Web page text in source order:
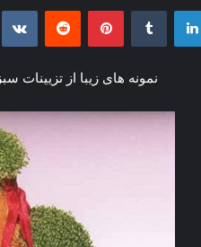
لینکدین ‫پین‌ترست ‫رددیت
نمونه های زیبا از